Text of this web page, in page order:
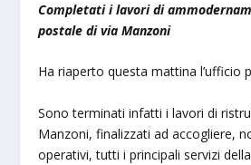
Completati i lavori di
postale di via Manzoni
Ha riaperto questa mattina l’ufficio
Sono terminati infatti i lavori di
Manzoni, finalizzati ad accogliere,
operativi, tutti i principali servizi